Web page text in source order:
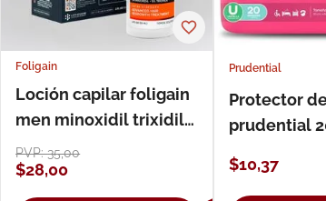
Foligain
Loción capilar foligain
men minoxidil trixidil
loción 59 ml
PVP:35,00
$28,00
Prudential
Protector
prudential
$10,37